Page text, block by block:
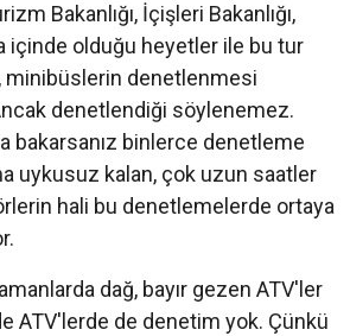
Bakanlığı, İçişleri Bakanlığı,
içinde olduğu heyetler ile bu tur
minibüslerin denetlenmesi
denetlendiği söylenemez.
bakarsanız binlerce denetleme
uykusuz kalan, çok uzun saatler
hali bu denetlemelerde ortaya
dağ, bayır gezen ATV'ler
ATV'lerde de denetim yok. Çünkü